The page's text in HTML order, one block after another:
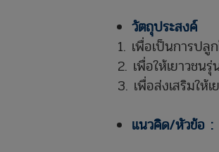
วัตถุประสงค์
เพื่อเป็นการปลู
เพื่อให้เยาวชน
เพื่อส่งเสริมให้
แนวคิด/หัวข้อ :